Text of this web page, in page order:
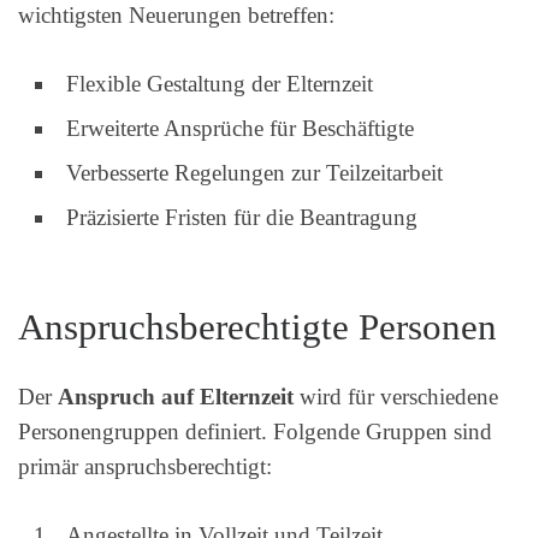
wichtigsten Neuerungen betreffen:
Flexible Gestaltung der Elternzeit
Erweiterte Ansprüche für Beschäftigte
Verbesserte Regelungen zur Teilzeitarbeit
Präzisierte Fristen für die Beantragung
Anspruchsberechtigte Personen
Der Anspruch auf Elternzeit wird für verschiedene
Personengruppen definiert. Folgende Gruppen sind
primär anspruchsberechtigt: